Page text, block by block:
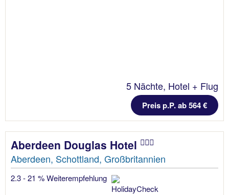
5 Nächte, Hotel + Flug
Preis p.P. ab 564 €
Aberdeen Douglas Hotel
Aberdeen, Schottland, Großbritannien
2.3 - 21 % Weiterempfehlung